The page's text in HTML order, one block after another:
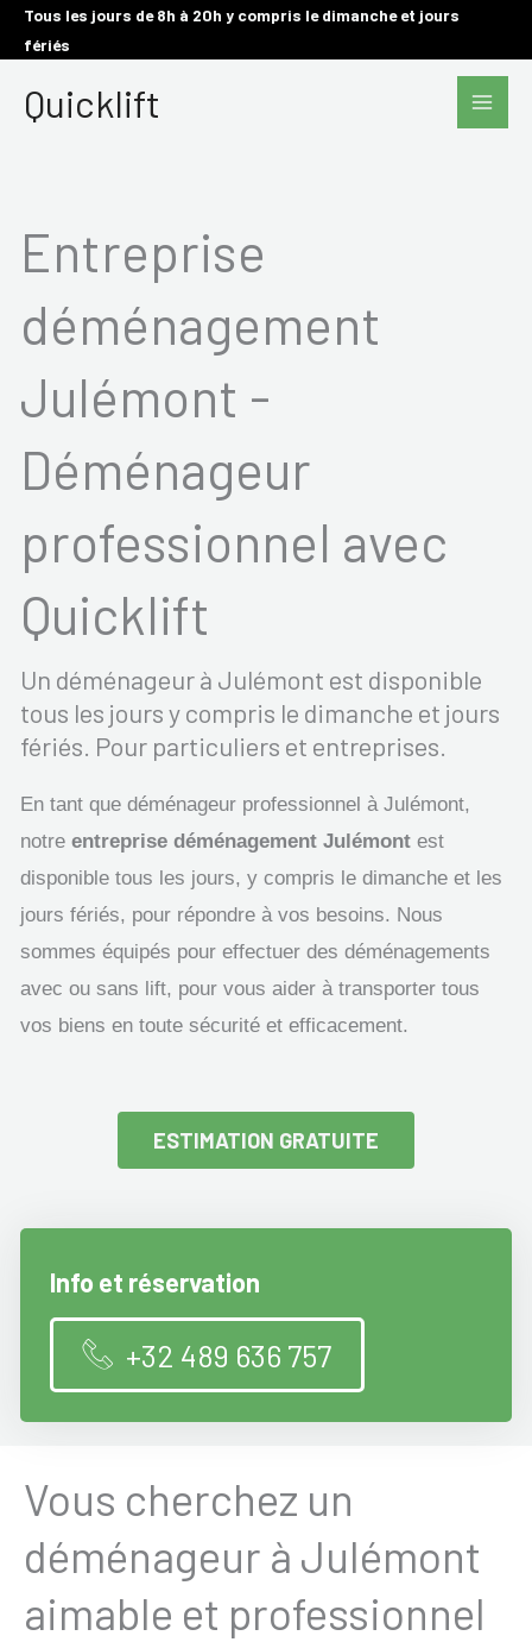
AllerTous les jours de 8h à 20h y compris le dimanche et jours
fériés
Quicklift
Main
Entreprise
déménagement
Julémont -
Déménageur
professionnel avec
Quicklift
Un déménageur à Julémont est disponible
tous les jours y compris le dimanche et jours
fériés. Pour particuliers et entreprises.
En tant que déménageur professionnel à Julémont,
notre entreprise déménagement Julémont est
disponible tous les jours, y compris le dimanche et les
jours fériés, pour répondre à vos besoins. Nous
sommes équipés pour effectuer des déménagements
avec ou sans lift, pour vous aider à transporter tous
vos biens en toute sécurité et efficacement.
ESTIMATION GRATUITE
Info et réservation
+32 489 636 757
Vous cherchez un
déménageur à Julémont
aimable et professionnel